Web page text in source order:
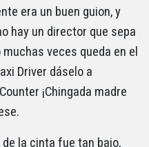
era un buen guion, y
hay un director que sepa
veces queda en el
Driver dáselo a
¡Chingada madre
la cinta fue tan bajo,